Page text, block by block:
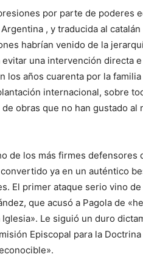
por parte de poderes
, y traducida al
habrían venido de la
una intervención directa
los años cuarenta por la
internacional, sobre
obras que no han gustado
de los más firmes defensores
ya en un auténtico
El primer ataque serio vino
que acusó a Pagola de
Le siguió un duro
Episcopal para la